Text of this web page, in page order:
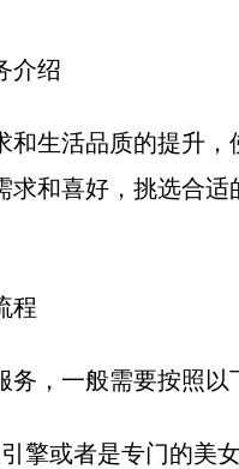
介绍
和生活品质的提升
求和喜好，挑选合
程
务，一般需要按照以
擎或者是专门的美